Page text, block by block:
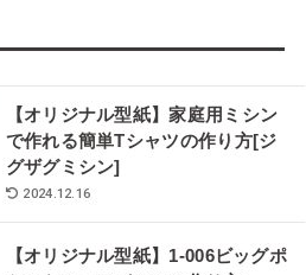
【オリジナル型紙】家庭用ミシン
で作れる簡単Tシャツの作り方[ジ
グザグミシン]
2024.12.16
【オリジナル型紙】1-006ビッグポ